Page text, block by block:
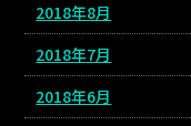
2018年8月
2018年7月
2018年6月